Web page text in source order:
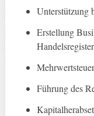
Unterstützung
Erstellung
Handelsregister
Führung des